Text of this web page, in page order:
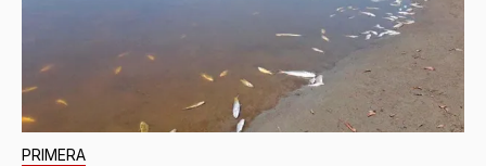
PRIMERA